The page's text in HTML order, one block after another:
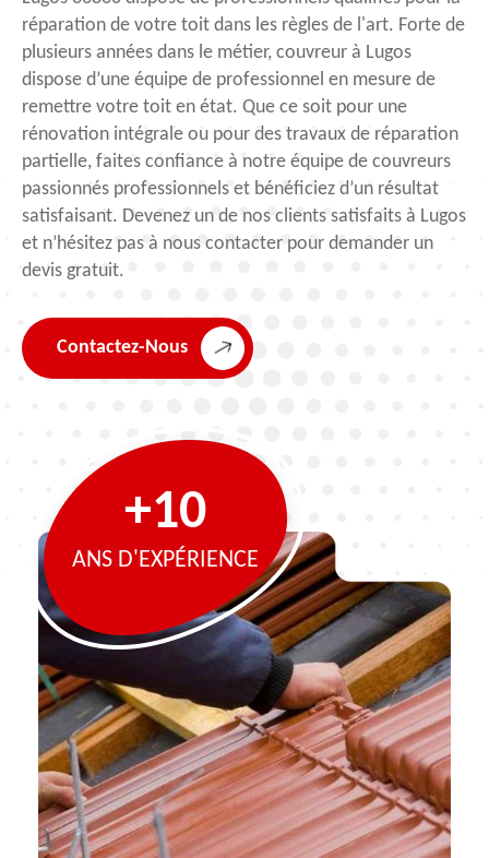
réparation de votre toit dans les règles de l'art. Forte de
plusieurs années dans le métier, couvreur à Lugos
dispose d’une équipe de professionnel en mesure de
remettre votre toit en état. Que ce soit pour une
rénovation intégrale ou pour des travaux de réparation
partielle, faites confiance à notre équipe de couvreurs
passionnés professionnels et bénéficiez d’un résultat
satisfaisant. Devenez un de nos clients satisfaits à Lugos
et n’hésitez pas à nous contacter pour demander un
devis gratuit.
Contactez-Nous
+10
ANS D'EXPÉRIENCE